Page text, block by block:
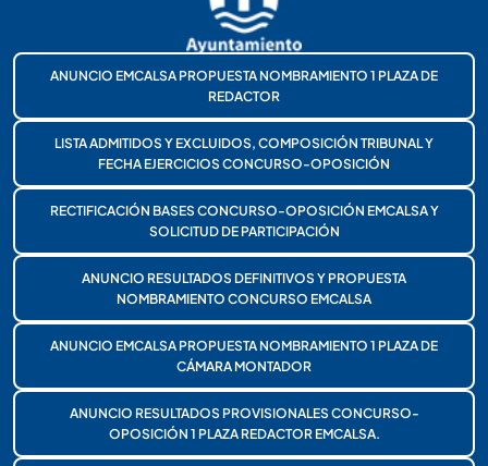
ANUNCIO EMCALSA PROPUESTA NOMBRAMIENTO 1 PLAZA DE
REDACTOR
LISTA ADMITIDOS Y EXCLUIDOS, COMPOSICIÓN TRIBUNAL Y
FECHA EJERCICIOS CONCURSO-OPOSICIÓN
RECTIFICACIÓN BASES CONCURSO-OPOSICIÓN EMCALSA Y
SOLICITUD DE PARTICIPACIÓN
ANUNCIO RESULTADOS DEFINITIVOS Y PROPUESTA
NOMBRAMIENTO CONCURSO EMCALSA
ANUNCIO EMCALSA PROPUESTA NOMBRAMIENTO 1 PLAZA DE
CÁMARA MONTADOR
ANUNCIO RESULTADOS PROVISIONALES CONCURSO-
OPOSICIÓN 1 PLAZA REDACTOR EMCALSA.